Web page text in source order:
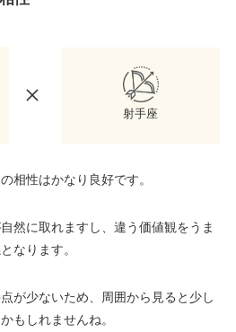
射手座
相性はかなり良好です。
然に取れますし、違う価値観をうま
なります。
が少ないため、周囲から見ると少し
もしれませんね。